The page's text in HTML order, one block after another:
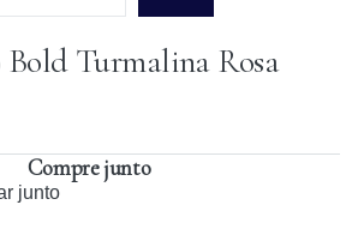
o CEP
Bold Turmalina Rosa
Compre junto
junto